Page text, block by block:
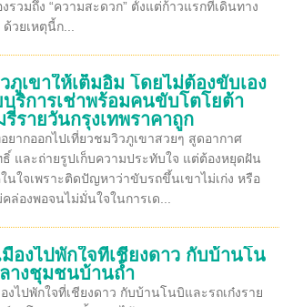
รวมถึง “ความสะดวก” ตั้งแต่ก้าวแรกที่เดินทาง
วยเหตุนี้ก...
ภูเขาให้เต็มอิ่ม โดยไม่ต้องขับเอง
บริการเช่าพร้อมคนขับโตโยต้า
รายวันกรุงเทพราคาถูก
ยากออกไปเที่ยวชมวิวภูเขาสวยๆ สูดอากาศ
และถ่ายรูปเก็บความประทับใจ แต่ต้องหยุดฝัน
นใจเพราะติดปัญหาว่าขับรถขึ้นเขาไม่เก่ง หรือ
ล่องพอจนไม่มั่นใจในการเด...
องไปพักใจที่เชียงดาว กับบ้านโน
างชุมชนบ้านถ้ำ
งไปพักใจที่เชียงดาว กับบ้านโนบิและรถเก๋งราย